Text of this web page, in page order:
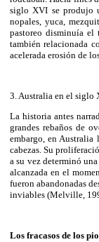
siglo XVI se produjo
nopales, yuca,
pastoreo disminuía el
también relacionada
acelerada erosión de
3. Australia en el siglo
La historia antes
grandes rebaños de
embargo, en Australia
cabezas. Su
a su vez determinó
alcanzada en el
fueron abandonadas
inviables (Melville,
Los fracasos de los